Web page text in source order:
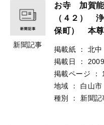
新聞記事
お寺 加賀
（４２）
保町） 本尊
掲載紙 ：
北中
掲載日
：
掲載ページ
：
地域
：
白山市
種別
： 新聞記